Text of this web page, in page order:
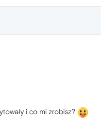
i co mi zrobisz?